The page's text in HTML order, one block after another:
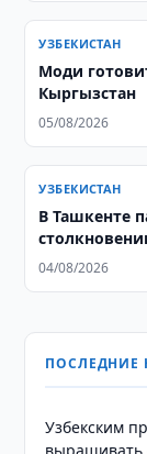
УЗБЕКИСТАН
Моди
Кыргызстан
05/08/2026
УЗБЕКИСТАН
В Ташкенте
04/08/2026
ПОСЛЕДНИЕ
Узбекским